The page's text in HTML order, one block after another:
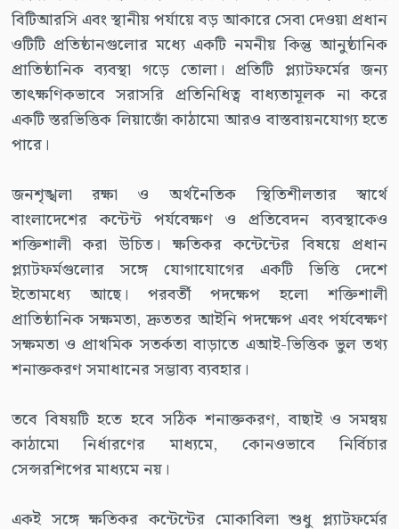
বিটিআরসি এবং স্থানীয় পর্যায়ে বড় আকারে সেবা দেওয়া প্রধান
ওটিটি প্রতিষ্ঠানগুলোর মধ্যে একটি নমনীয় কিন্তু আনুষ্ঠানিক
প্রাতিষ্ঠানিক ব্যবস্থা গড়ে তোলা। প্রতিটি প্ল্যাটফর্মের জন্য
তাৎক্ষণিকভাবে সরাসরি প্রতিনিধিত্ব বাধ্যতামূলক না করে
একটি স্তরভিত্তিক লিয়াজোঁ কাঠামো আরও বাস্তবায়নযোগ্য হতে
পারে।
জনশৃঙ্খলা রক্ষা ও অর্থনৈতিক স্থিতিশীলতার স্বার্থে
বাংলাদেশের কন্টেন্ট পর্যবেক্ষণ ও প্রতিবেদন ব্যবস্থাকেও
শক্তিশালী করা উচিত। ক্ষতিকর কন্টেন্টের বিষয়ে প্রধান
প্ল্যাটফর্মগুলোর সঙ্গে যোগাযোগের একটি ভিত্তি দেশে
ইতোমধ্যে আছে। পরবর্তী পদক্ষেপ হলো শক্তিশালী
প্রাতিষ্ঠানিক সক্ষমতা, দ্রুততর আইনি পদক্ষেপ এবং পর্যবেক্ষণ
সক্ষমতা ও প্রাথমিক সতর্কতা বাড়াতে এআই-ভিত্তিক ভুল তথ্য
শনাক্তকরণ সমাধানের সম্ভাব্য ব্যবহার।
তবে বিষয়টি হতে হবে সঠিক শনাক্তকরণ, বাছাই ও সমন্বয়
কাঠামো নির্ধারণের মাধ্যমে, কোনওভাবে নির্বিচার
সেন্সরশিপের মাধ্যমে নয়।
একই সঙ্গে ক্ষতিকর কন্টেন্টের মোকাবিলা শুধু প্ল্যাটফর্মের